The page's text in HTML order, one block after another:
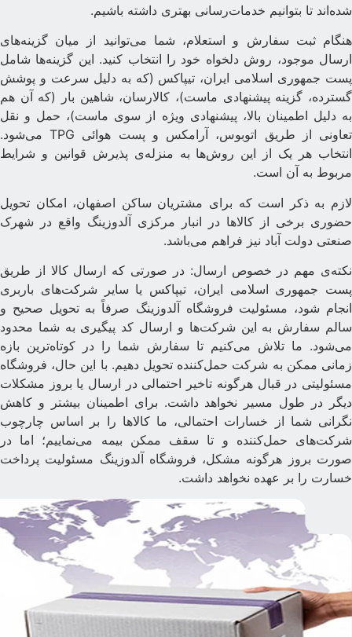
شده‌اند تا بتوانیم خدمات‌رسانی بهتری داشته باشیم.
هنگام ثبت سفارش و استعلام، شما می‌توانید از میان گزینه‌های
ارسال موجود، روش دلخواه خود را انتخاب کنید. این گزینه‌ها شامل
پست جمهوری اسلامی ایران، تیپاکس (که به دلیل سرعت و پوشش
گسترده، گزینه پیشنهادی ماست)، کالارسان، شاهین بار (که آن هم
به دلیل اطمینان بالا، پیشنهادی ویژه از سوی ماست)، حمل و نقل
تعاونی از طریق اتوبوس، آرامکس و پست هوائی TPG می‌شود.
انتخاب هر یک از این روش‌ها به منزله‌ی پذیرش قوانین و شرایط
مربوط به آن است.
لازم به ذکر است که برای مشتریان ساکن اصفهان، امکان تحویل
حضوری برخی از کالاها در انبار مرکزی آلدوزینگ واقع در شهرک
صنعتی دولت آباد نیز فراهم می‌باشد.
نکته‌ی مهم در خصوص ارسال: در صورتی که ارسال کالا از طریق
پست جمهوری اسلامی ایران، تیپاکس یا سایر شرکت‌های باربری
انجام شود، مسئولیت فروشگاه آلدوزینگ صرفاً به تحویل صحیح و
سالم سفارش به این شرکت‌ها و ارسال کد پیگیری به شما محدود
می‌شود. ما تلاش می‌کنیم تا سفارش شما را در کوتاه‌ترین بازه
زمانی ممکن به شرکت حمل‌کننده تحویل دهیم. با این حال، فروشگاه
مسئولیتی در قبال هرگونه تاخیر احتمالی در ارسال یا بروز مشکلات
دیگر در طول مسیر نخواهد داشت. برای اطمینان بیشتر و کاهش
نگرانی شما از خسارات احتمالی، ما کالاها را بر اساس چارچوب
شرکت‌های حمل‌کننده و تا سقف ممکن بیمه می‌نماییم؛ اما در
صورت بروز هرگونه مشکل، فروشگاه آلدوزینگ مسئولیت پرداخت
خسارت را بر عهده نخواهد داشت.